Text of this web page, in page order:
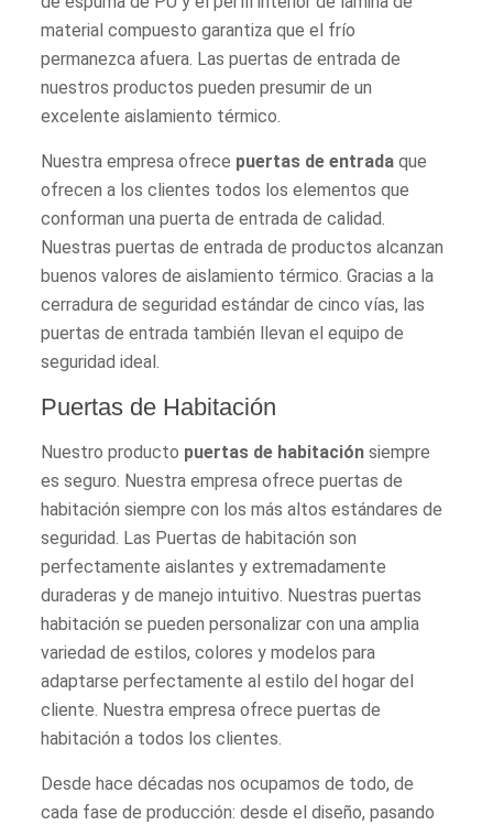
material compuesto garantiza que el frío
permanezca afuera. Las puertas de entrada de
nuestros productos pueden presumir de un
excelente aislamiento térmico.
Nuestra empresa ofrece puertas de entrada que
ofrecen a los clientes todos los elementos que
conforman una puerta de entrada de calidad.
Nuestras puertas de entrada de productos alcanzan
buenos valores de aislamiento térmico. Gracias a la
cerradura de seguridad estándar de cinco vías, las
puertas de entrada también llevan el equipo de
seguridad ideal.
Puertas de Habitación
Nuestro producto puertas de habitación siempre
es seguro. Nuestra empresa ofrece puertas de
habitación siempre con los más altos estándares de
seguridad. Las Puertas de habitación son
perfectamente aislantes y extremadamente
duraderas y de manejo intuitivo. Nuestras puertas
habitación se pueden personalizar con una amplia
variedad de estilos, colores y modelos para
adaptarse perfectamente al estilo del hogar del
cliente. Nuestra empresa ofrece puertas de
habitación a todos los clientes.
Desde hace décadas nos ocupamos de todo, de
cada fase de producción: desde el diseño, pasando